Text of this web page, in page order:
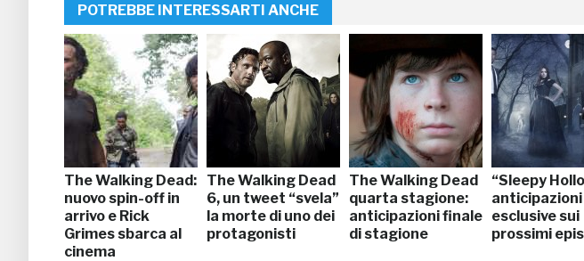
POTREBBE INTERESSARTI ANCHE
The Walking Dead:
nuovo spin-off in
arrivo e Rick
Grimes sbarca al
cinema
The Walking Dead
6, un tweet “svela”
la morte di uno dei
protagonisti
The Walking Dead
quarta stagione:
anticipazioni finale
di stagione
“Sleepy
anticipazioni
esclusive sui
prossimi